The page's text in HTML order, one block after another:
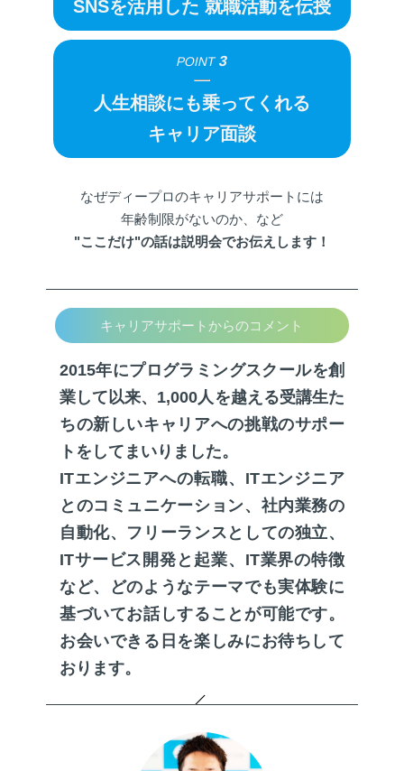
SNSを活用した 就職活動を伝授
POINT3
人生相談にも乗ってくれる
キャリア面談
なぜディープロのキャリアサポートには
年齢制限がないのか、など
"ここだけ"の話は説明会でお伝えします！
キャリアサポートからのコメント
2015年にプログラミングスクールを創
業して以来、1,000人を越える受講生た
ちの新しいキャリアへの挑戦のサポー
トをしてまいりました。
ITエンジニアへの転職、ITエンジニア
とのコミュニケーション、社内業務の
自動化、フリーランスとしての独立、
ITサービス開発と起業、IT業界の特徴
など、どのようなテーマでも実体験に
基づいてお話しすることが可能です。
お会いできる日を楽しみにお待ちして
おります。